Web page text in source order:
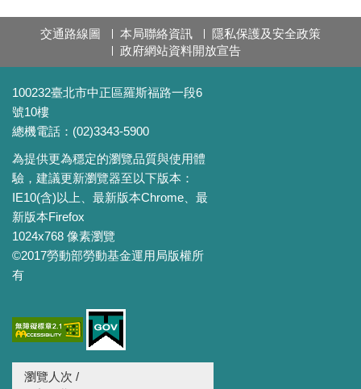
交通路線圖 本局聯絡資訊
隱私保護及安全政策
政府網站資料開放宣告
100232臺北市中正區羅斯福路一段6
號10樓
總機電話：(02)3343-5900
為提供更為穩定的瀏覽品質與使用體
驗，建議更新瀏覽器至以下版本：
IE10(含)以上、最新版本Chrome、最
新版本Firefox
1024x768 像素瀏覽
©2017勞動部勞動基金運用局版權所
有
瀏覽人次 /